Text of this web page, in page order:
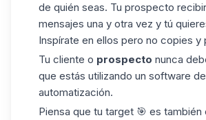
de quién seas. Tu prospecto
mensajes una y otra vez y tú
Inspírate en ellos pero no copies y
Tu cliente o prospecto nunca
que estás utilizando un software de
automatización.
Piensa que tu target 🎯 es también